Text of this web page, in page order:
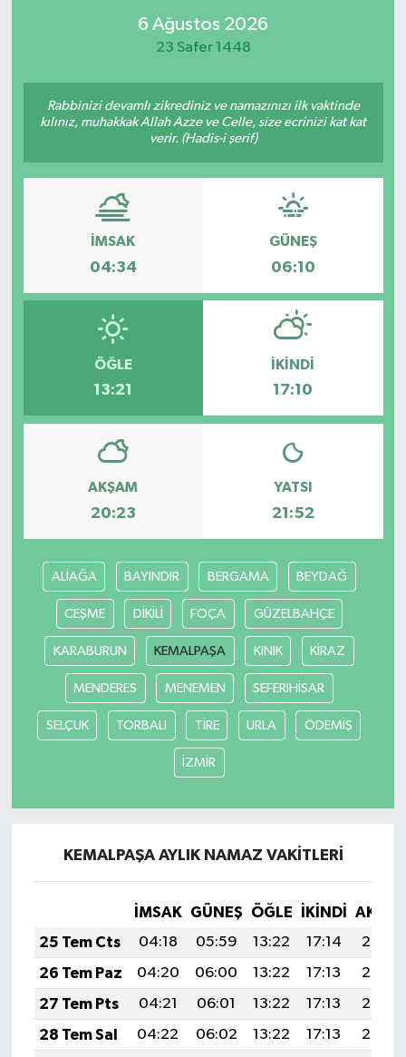
6 Ağustos 2026
23 Safer 1448
Rabbinizi devamlı zikrediniz ve namazınızı ilk vaktinde
kılınız, muhakkak Allah Azze ve Celle, size ecrinizi kat kat
verir. (Hadis-i şerif)
İMSAK
04:34
GÜNEŞ
06:10
ÖĞLE
13:21
İKINDI
17:10
AKŞAM
20:23
YATSI
21:52
ALİAĞA BAYINDIR BERGAMA BEYDAĞ
CEŞME DİKİLİ FOÇA GÜZELBAHÇE
KARABURUN KEMALPAŞA KINIK KİRAZ
MENDERES MENEMEN SEFERIHİSAR
SELÇUK TORBALI TİRE URLA ÖDEMİŞ
İZMİR
KEMALPAŞA AYLIK NAMAZ VAKITLERI
İMSAK GÜNEŞ ÖĞLE İKINDI
25 Tem Cts
04:18 05:59 13:22 17:14
20:35
26 Tem Paz
04:20 06:00 13:22 17:13
20:34
27 Tem Pts
04:21 06:01 13:22 17:13
20:33
28 Tem Sal
04:22 06:02 13:22 17:13
20:32